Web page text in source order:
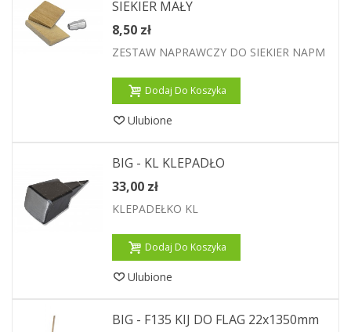
SIEKIER MAŁY
8,50 zł
ZESTAW NAPRAWCZY DO SIEKIER NAPM
Dodaj Do Koszyka
Ulubione
BIG - KL KLEPADŁO
33,00 zł
KLEPADEŁKO KL
Dodaj Do Koszyka
Ulubione
BIG - F135 KIJ DO FLAG 22x1350mm